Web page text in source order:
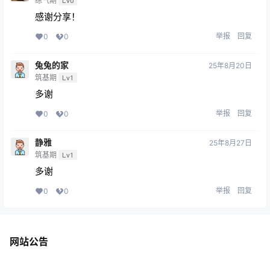
感谢分享！
0 0 举报 回复
兔兔的家
筑基期 Lv1
25年8月20日
多谢
0 0 举报 回复
静雅
筑基期 Lv1
25年8月27日
多谢
0 0 举报 回复
网站公告